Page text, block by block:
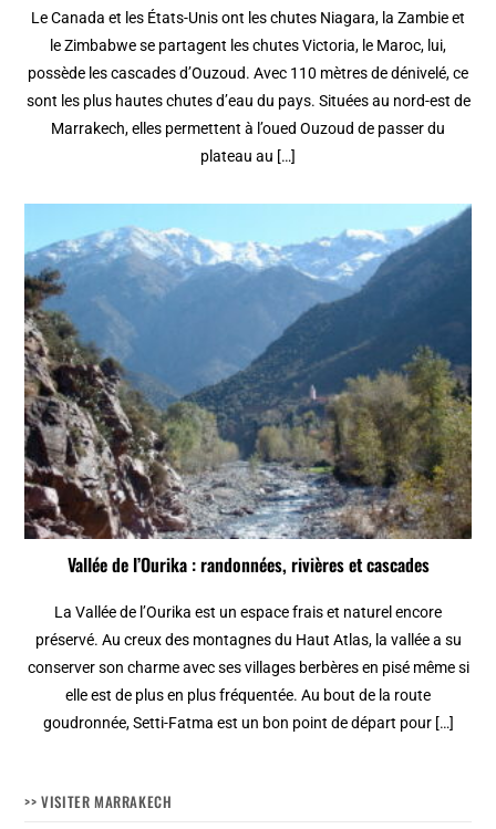
Le Canada et les États-Unis ont les chutes Niagara, la Zambie et
le Zimbabwe se partagent les chutes Victoria, le Maroc, lui,
possède les cascades d’Ouzoud. Avec 110 mètres de dénivelé, ce
sont les plus hautes chutes d’eau du pays. Situées au nord-est de
Marrakech, elles permettent à l’oued Ouzoud de passer du
plateau au […]
Vallée de l’Ourika : randonnées, rivières et cascades
La Vallée de l’Ourika est un espace frais et naturel encore
préservé. Au creux des montagnes du Haut Atlas, la vallée a su
conserver son charme avec ses villages berbères en pisé même si
elle est de plus en plus fréquentée. Au bout de la route
goudronnée, Setti-Fatma est un bon point de départ pour […]
>> VISITER MARRAKECH